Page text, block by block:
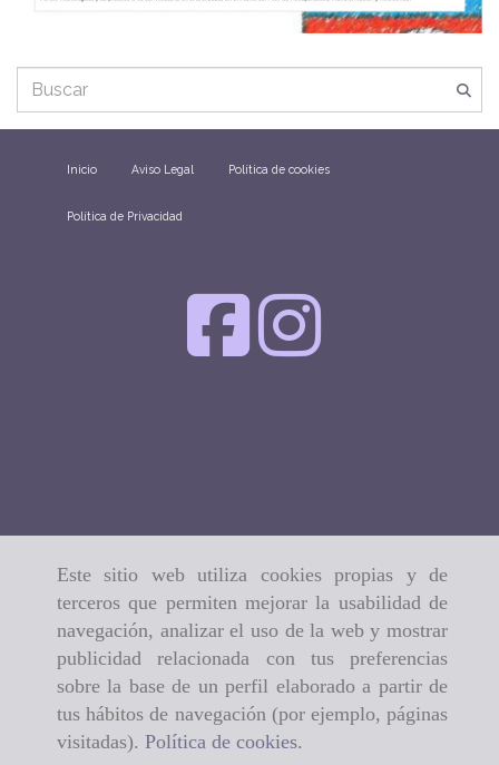
Este sitio web utiliza cookies propias y de
terceros que permiten mejorar la usabilidad de
navegación, analizar el uso de la web y mostrar
publicidad relacionada con tus preferencias
sobre la base de un perfil elaborado a partir de
tus hábitos de navegación (por ejemplo, páginas
visitadas). Política de cookies.
Inicio Aviso Legal Política de cookies
Política de Privacidad